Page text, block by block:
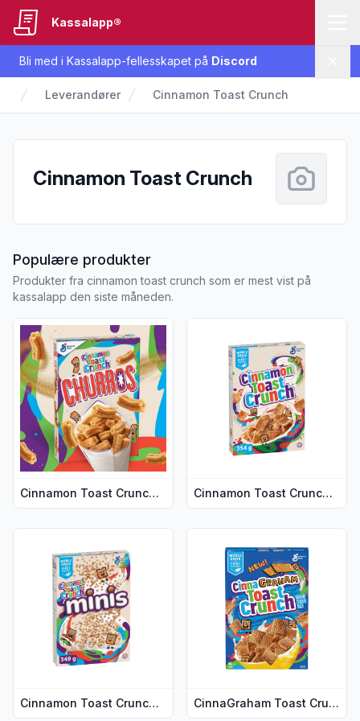
Bli med i Kassalapp-fellesskapet på Discord
Kassalapp®
Leverandører Cinnamon Toast Crunch
Cinnamon Toast Crunch
Populære produkterfra Cinnamon Toast Crunch
Produkter fra cinnamon toast crunch som er mest vist på
kassalapp den siste måneden.
Cinnamon Toast Crunch Churros 337 g DATOVARE
Vis flere detaljer for produktet "Cinnamon Toast Crunch
Cinnamon Toast Crunch 354 g
Cinnamon Toast Crunch Minis 349 g DATOVARE
Vis flere detaljer for produktet "Cinnamon Toast Crunch
CinnaGraham Toast Crunch 340 g DATOVARE
Vis flere detaljer for